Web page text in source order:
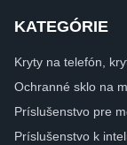
KATEGÓRIE
Kryty na telefón,
Ochranné sklo na
Príslušenstvo pre
Príslušenstvo k